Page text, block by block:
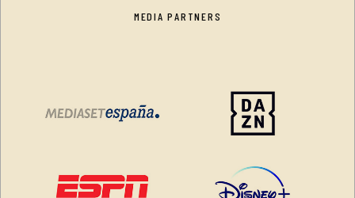
MEDIA PARTNERS